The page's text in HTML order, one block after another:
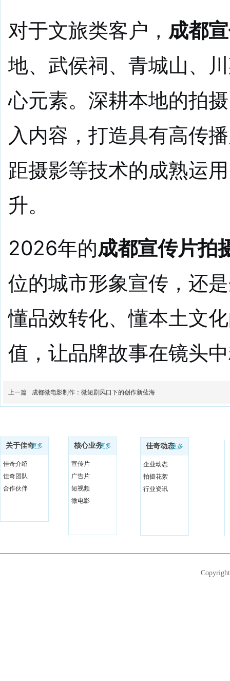
对于文旅类客户， 成都
地、武侯祠、青城山、
心元素。深耕本地的拍
入内容，打造具有高传
距摄影等技术的成熟运
升。
2026年的成都宣传片拍
位的城市形象宣传，还
懂品效转化、懂本土文
值，让品牌故事在镜头
上一篇 成都微电影制作：微短剧风口下的创作新蓝海
关于佳奇更多
佳奇介绍
佳奇团队
合作伙伴
核心业务更多
宣传片
广告片
短视频
微电影
佳奇动态更多
企业动态
拍摄花絮
行业资讯